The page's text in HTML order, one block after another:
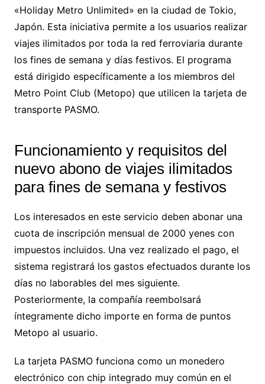
«Holiday Metro Unlimited» en la ciudad de Tokio,
Japón. Esta iniciativa permite a los usuarios realizar
viajes ilimitados por toda la red ferroviaria durante
los fines de semana y días festivos. El programa
está dirigido específicamente a los miembros del
Metro Point Club (Metopo) que utilicen la tarjeta de
transporte PASMO.
Funcionamiento y requisitos del
nuevo abono de viajes ilimitados
para fines de semana y festivos
Los interesados en este servicio deben abonar una
cuota de inscripción mensual de 2000 yenes con
impuestos incluidos. Una vez realizado el pago, el
sistema registrará los gastos efectuados durante los
días no laborables del mes siguiente.
Posteriormente, la compañía reembolsará
íntegramente dicho importe en forma de puntos
Metopo al usuario.
La tarjeta PASMO funciona como un monedero
electrónico con chip integrado muy común en el